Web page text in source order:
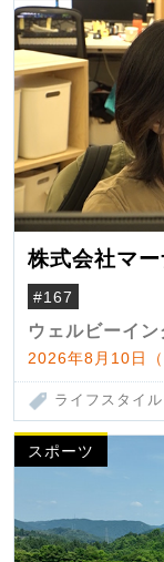
株式会社マ
#167
ウェルビーイ
2026年8月10日
ライフスタイル
スポーツ